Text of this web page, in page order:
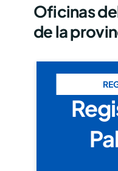
Oficinas
de la